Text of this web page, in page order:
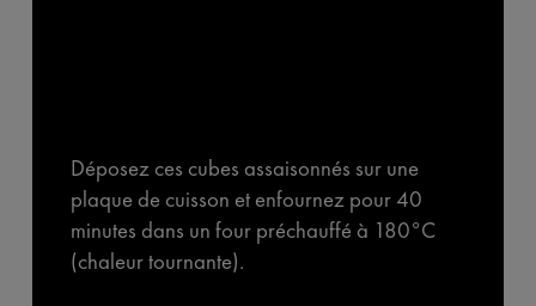
Déposez ces cubes assaisonnés sur une
plaque de cuisson et enfournez pour 40
minutes dans un four préchauffé à 180°C
(chaleur tournante).